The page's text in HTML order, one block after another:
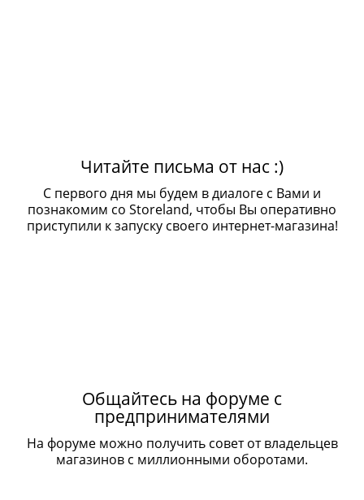
Читайте письма от нас :)
С первого дня мы будем в диалоге с Вами и
познакомим со Storeland, чтобы Вы оперативно
приступили к запуску своего интернет-магазина!
Общайтесь на форуме с
предпринимателями
На форуме можно получить совет от владельцев
магазинов с миллионными оборотами.